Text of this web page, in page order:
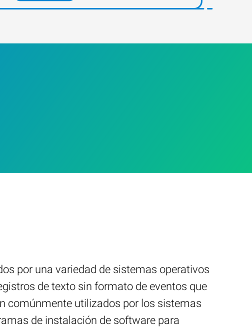
por una variedad de sistemas operativos
de texto sin formato de eventos que
comúnmente utilizados por los sistemas
de instalación de software para